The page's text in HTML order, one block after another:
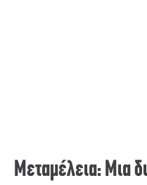
Mεταμέλεια: Μια